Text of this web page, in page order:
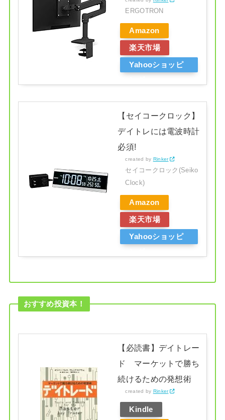
ERGOTRON
Amazon
楽天市場
Yahooショッピ
【セイコークロック】
デイトレには電波時計
必須!
created by Rinker
セイコークロック(Seiko
Clock)
Amazon
楽天市場
Yahooショッピ
おすすめ投資本！
【必読書】デイトレー
ド マーケットで勝ち
続けるための発想術
created by Rinker
Kindle